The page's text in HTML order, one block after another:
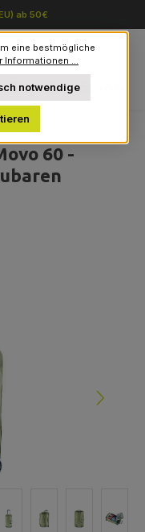
ab 50€
Du hast 0 Produkte auf
60 -
eine bestmögliche
Informationen ...
notwendige